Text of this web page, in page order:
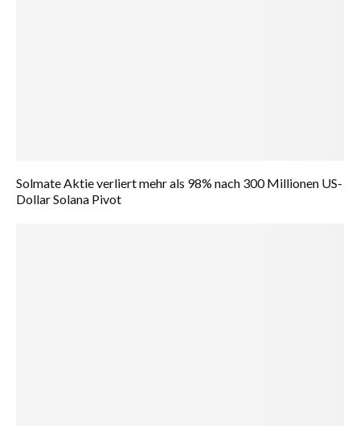
Solmate Aktie verliert mehr als 98% nach 300 Millionen US-
Dollar Solana Pivot